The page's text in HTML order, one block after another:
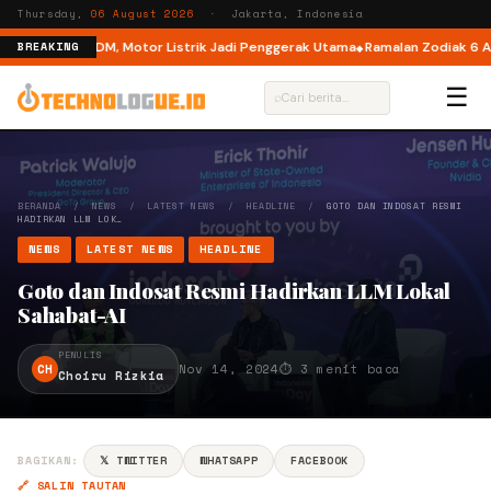
Thursday,06 August 2026 · Jakarta, Indonesia
BREAKING
di M6 DM, Motor Listrik Jadi Penggerak Utama Ramalan Zodiak 6
⌕ ☰
BERANDA/NEWS / LATEST NEWS / HEADLINE /GOTO DAN INDOSAT RESMI
HADIRKAN LLM LOK…
NEWS LATEST NEWS HEADLINE
Goto dan Indosat Resmi Hadirkan LLM Lokal
Sahabat-AI
CH
PENULIS
Choiru Rizkia Nov 14, 2024⏱ 3 menit baca
BAGIKAN: 𝕏 TWITTER WHATSAPP
FACEBOOK
🔗 SALIN TAUTAN